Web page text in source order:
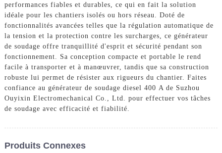
performances fiables et durables, ce qui en fait la solution
idéale pour les chantiers isolés ou hors réseau. Doté de
fonctionnalités avancées telles que la régulation automatique de
la tension et la protection contre les surcharges, ce générateur
de soudage offre tranquillité d'esprit et sécurité pendant son
fonctionnement. Sa conception compacte et portable le rend
facile à transporter et à manœuvrer, tandis que sa construction
robuste lui permet de résister aux rigueurs du chantier. Faites
confiance au générateur de soudage diesel 400 A de Suzhou
Ouyixin Electromechanical Co., Ltd. pour effectuer vos tâches
de soudage avec efficacité et fiabilité.
Produits Connexes